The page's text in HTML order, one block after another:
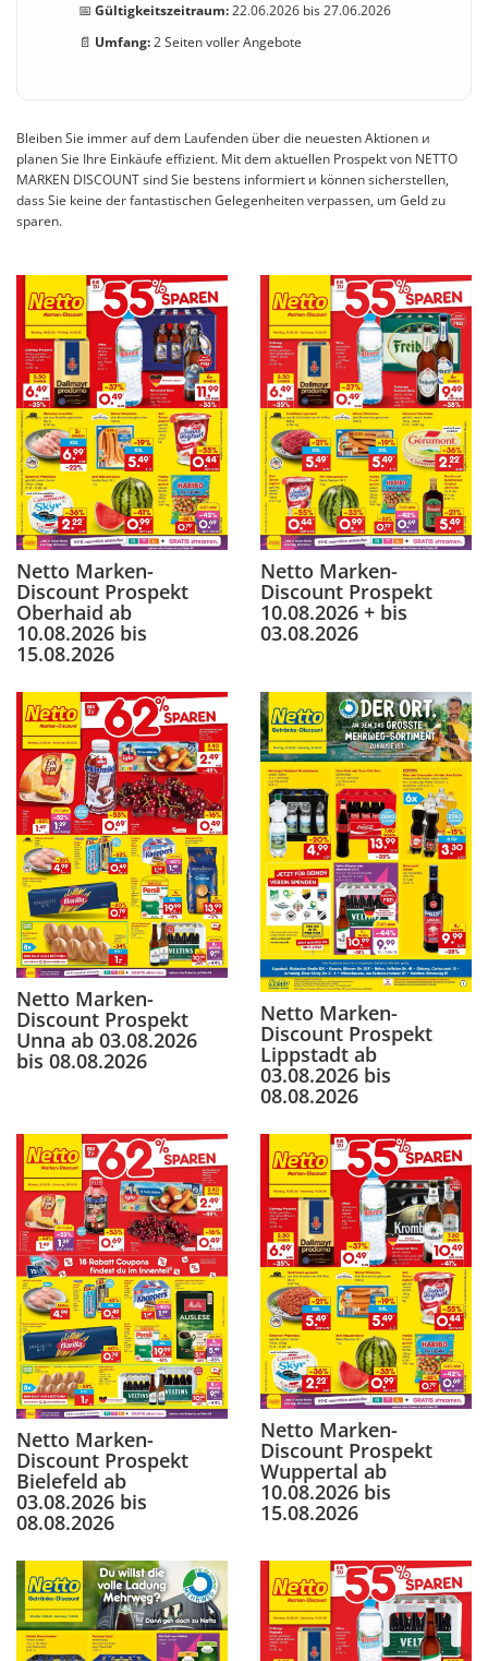
📅 Gültigkeitszeitraum:22.06.2026 bis 27.06.2026
📄 Umfang:2 Seiten voller Angebote
Bleiben Sie immer auf dem Laufenden über die neuesten Aktionen и
planen Sie Ihre Einkäufe effizient. Mit dem aktuellen Prospekt von NETTO
MARKEN DISCOUNT sind Sie bestens informiert и können sicherstellen,
dass Sie keine der fantastischen Gelegenheiten verpassen, um Geld zu
sparen.
Netto Marken-
Discount Prospekt
Oberhaid ab
10.08.2026 bis
15.08.2026
Netto Marken-
Discount Prospekt
10.08.2026 + bis
03.08.2026
Netto Marken-
Discount Prospekt
Unna ab 03.08.2026
bis 08.08.2026
Netto Marken-
Discount Prospekt
Lippstadt ab
03.08.2026 bis
08.08.2026
Netto Marken-
Discount Prospekt
Bielefeld ab
03.08.2026 bis
08.08.2026
Netto Marken-
Discount Prospekt
Wuppertal ab
10.08.2026 bis
15.08.2026